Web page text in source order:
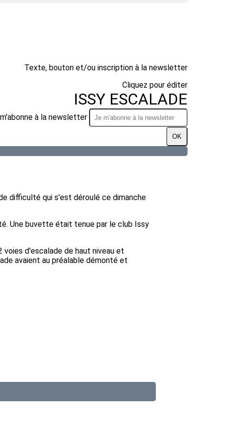
Texte, bouton et/ou inscription à la newsletter
Cliquez pour éditer
ISSY ESCALADE
à la newsletter
OK
difficulté qui s'est déroulé ce dimanche
Une buvette était tenue par le club Issy
d'escalade de haut niveau et
avaient au préalable démonté et